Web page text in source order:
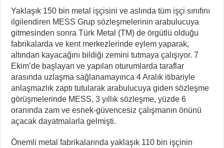
Yaklaşık 150 bin metal işçisini ve aslında tüm işçi sınıfını
ilgilendiren MESS Grup sözleşmelerinin arabulucuya
gitmesinden sonra Türk Metal (TM) de örgütlü olduğu
fabrikalarda ve kent merkezlerinde eylem yaparak,
altından kayacağını bildiği zemini tutmaya çalışıyor. 7
Ekim’de başlayan ve yapılan oturumlarda taraflar
arasında uzlaşma sağlanamayınca 4 Aralık itibariyle
anlaşmazlık zaptı tutularak arabulucuya giden sözleşme
görüşmelerinde MESS, 3 yıllık sözleşme, yüzde 6
oranında zam ve esnek-güvencesiz çalışmanın önünü
açacak dayatmalarla gelmişti.
Önemli metal fabrikalarında yaklaşık 110 bin işçinin